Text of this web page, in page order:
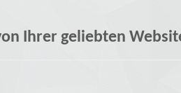
Ihrer geliebten